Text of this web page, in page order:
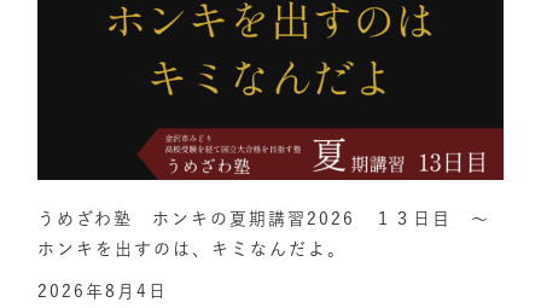
うめざわ塾 ホンキの夏期講習2026 １３日目 ～
ホンキを出すのは、キミなんだよ。
2026年8月4日